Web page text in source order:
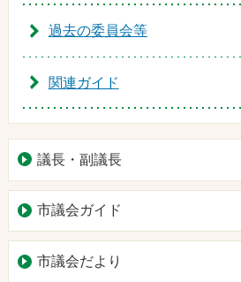
過去の委員会等
関連ガイド
議長・副議長
市議会ガイド
市議会だより